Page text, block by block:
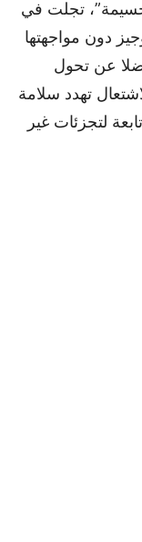
جسيمة”، تجلت في
دون مواجهتها
عن تحول
تهدد سلامة
لتجزئات غير